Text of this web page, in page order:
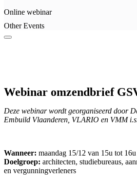
Online webinar
Other Events
Webinar omzendbrief
Deze webinar wordt georganiseerd door
Embuild Vlaanderen, VLARIO en VMM
Wanneer: maandag 15/12 van 15u tot 16u
Doelgroep: architecten, studiebureaus,
en vergunningverleners